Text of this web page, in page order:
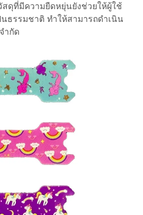
สดุที่มีความยืดหยุ่นยังช่วยให้ผู้ใช้
นธรรมชาติ ทำให้สามารถดำเนิน
ำกัด